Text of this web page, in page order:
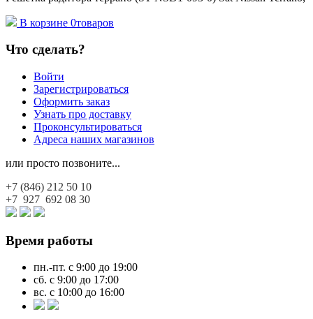
В корзине 0товаров
Что сделать?
Войти
Зарегистрироваться
Оформить заказ
Узнать про доставку
Проконсультироваться
Адреса наших магазинов
или просто позвоните...
+7 (846) 212 50 10
+7 927 692 08 30
Время работы
пн.-пт. с 9:00 до 19:00
сб. с 9:00 до 17:00
вс. с 10:00 до 16:00